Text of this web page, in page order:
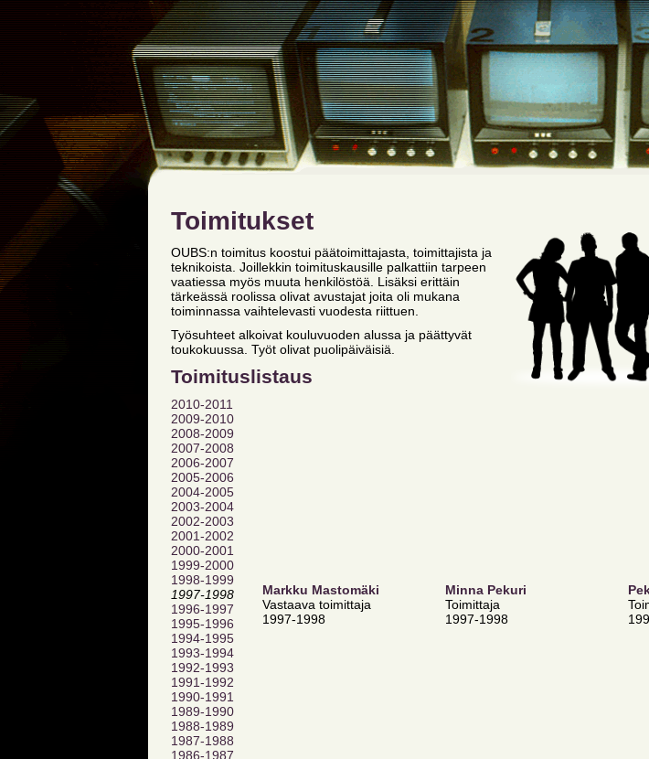
Toimitukset
OUBS:n toimitus koostui päätoimittajasta, toimittajista ja
teknikoista. Joillekkin toimituskausille palkattiin tarpeen
vaatiessa myös muuta henkilöstöä. Lisäksi erittäin
tärkeässä roolissa olivat avustajat joita oli mukana
toiminnassa vaihtelevasti vuodesta riittuen.
Työsuhteet alkoivat kouluvuoden alussa ja päättyvät
toukokuussa. Työt olivat puolipäiväisiä.
Toimituslistaus
2010-2011
2009-2010
2008-2009
2007-2008
2006-2007
2005-2006
2004-2005
2003-2004
2002-2003
2001-2002
2000-2001
1999-2000
1998-1999
1997-1998
1996-1997
1995-1996
1994-1995
1993-1994
1992-1993
1991-1992
1990-1991
1989-1990
1988-1989
1987-1988
1986-1987
Markku Mastomäki
Vastaava toimittaja
1997-1998
Minna Pekuri
Toimittaja
1997-1998